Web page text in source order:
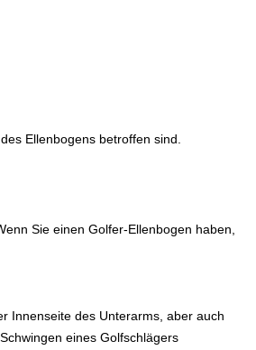
Ellenbogens betroffen sind.
Sie einen Golfer-Ellenbogen haben,
Innenseite des Unterarms, aber auch
eines Golfschlägers